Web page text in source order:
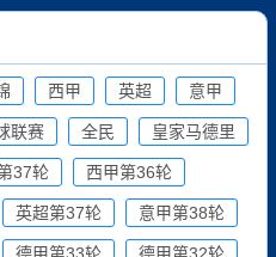
西甲 英超 意甲
联赛 全民 皇家马德里
37轮 西甲第36轮
英超第37轮 意甲第38轮
德甲第33轮 德甲第32轮